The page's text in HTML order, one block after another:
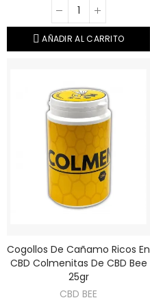
AÑADIR AL CARRITO
Cogollos De Cañamo Ricos En
CBD Colmenitas De CBD Bee
25gr
CBD BEE